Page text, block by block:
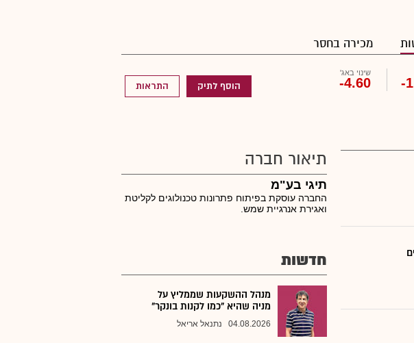
מכירה בחסר
-
שינוי באג'
-4.60 הוסף לתיק התראות
תיאור חברה
תיגי בע"מ
החברה עוסקת בפיתוח פתרונות טכנולוגים לקליטת
ואגירת אנרגיית שמש.
חדשות
מנהל ההשקעות שממליץ על
מניה שהיא "כמו לקנות בונקר"
04.08.2026 נתנאל אריאל